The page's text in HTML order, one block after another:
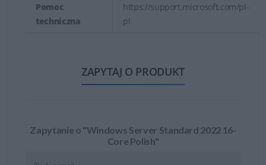
Pomoc
techniczna
https://support.microsoft.com/pl-
pl
ZAPYTAJ O PRODUKT
Zapytanie o "Windows Server Standard 2022 16-
Core Polish"